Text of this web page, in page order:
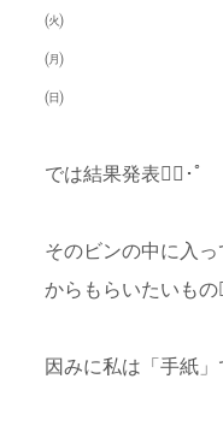
㈫
㈪
㈰
では結果発表･ﾟ
そのビンの中に入
からもらいたいもの
因みに私は「手紙